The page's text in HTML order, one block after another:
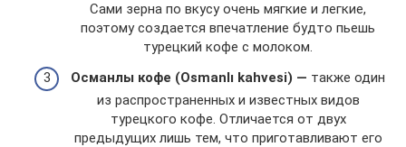
Сами зерна по вкусу очень мягкие и легкие,
поэтому создается впечатление будто пьешь
турецкий кофе с молоком.
Османлы кофе (Osmanlı kahvesi) — также один
из распространенных и известных видов
турецкого кофе. Отличается от двух
предыдущих лишь тем, что приготавливают его